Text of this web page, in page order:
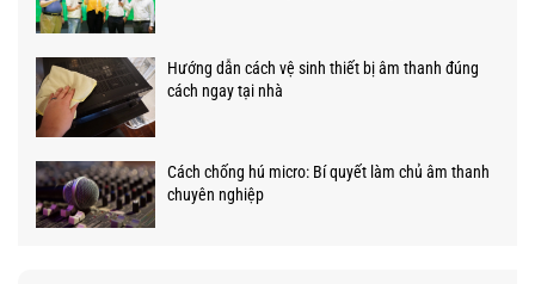
Hướng dẫn cách vệ sinh thiết bị âm thanh đúng
cách ngay tại nhà
Cách chống hú micro: Bí quyết làm chủ âm thanh
chuyên nghiệp